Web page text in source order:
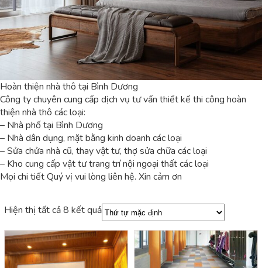
Hoàn thiện nhà thô tại Bình Dương
Công ty chuyên cung cấp dịch vụ tư vấn thiết kế thi công hoàn
thiện nhà thô các loại:
– Nhà phố tại Bình Dương
– Nhà dân dụng, mặt bằng kinh doanh các loại
– Sửa chửa nhà cũ, thay vật tư, thợ sửa chữa các loại
– Kho cung cấp vật tư trang trí nội ngoại thất các loại
Mọi chi tiết Quý vị vui lòng liên hệ. Xin cảm ơn
Hiện thị tất cả 8 kết quả